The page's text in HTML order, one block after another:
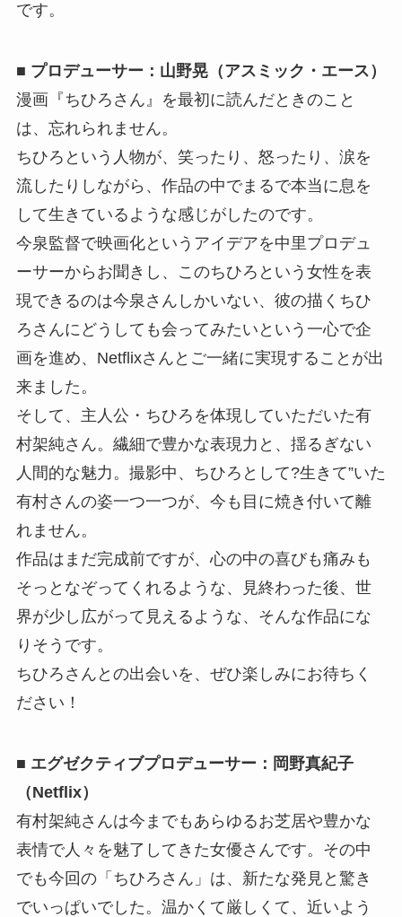
です。
■ プロデューサー：山野晃（アスミック・エース）
漫画『ちひろさん』を最初に読んだときのこと
は、忘れられません。
ちひろという人物が、笑ったり、怒ったり、涙を
流したりしながら、作品の中でまるで本当に息を
して生きているような感じがしたのです。
今泉監督で映画化というアイデアを中里プロデュ
ーサーからお聞きし、このちひろという女性を表
現できるのは今泉さんしかいない、彼の描くちひ
ろさんにどうしても会ってみたいという一心で企
画を進め、Netflixさんとご一緒に実現することが出
来ました。
そして、主人公・ちひろを体現していただいた有
村架純さん。繊細で豊かな表現力と、揺るぎない
人間的な魅力。撮影中、ちひろとして?生きて”いた
有村さんの姿一つ一つが、今も目に焼き付いて離
れません。
作品はまだ完成前ですが、心の中の喜びも痛みも
そっとなぞってくれるような、見終わった後、世
界が少し広がって見えるような、そんな作品にな
りそうです。
ちひろさんとの出会いを、ぜひ楽しみにお待ちく
ださい！
■ エグゼクティブプロデューサー：岡野真紀子
（Netflix）
有村架純さんは今までもあらゆるお芝居や豊かな
表情で人々を魅了してきた女優さんです。その中
でも今回の「ちひろさん」は、新たな発見と驚き
でいっぱいでした。温かくて厳しくて、近いよう